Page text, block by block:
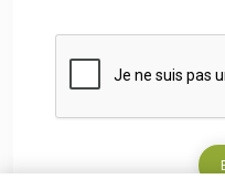
et d'un droit
sous réserve de
l’adresse DPO –
LGPO, 10 à 20 rue
C